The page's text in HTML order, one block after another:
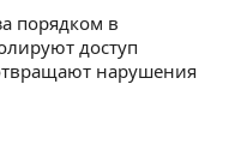
порядком в
доступ
нарушения